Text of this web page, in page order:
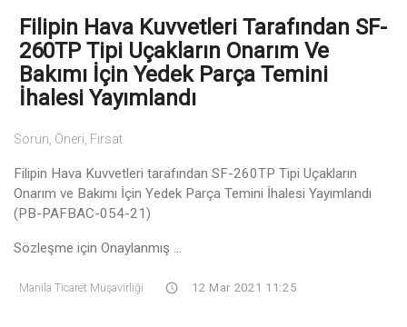
Filipin Hava Kuvvetleri Tarafından SF-
260TP Tipi Uçakların Onarım Ve
Bakımı İçin Yedek Parça Temini
İhalesi Yayımlandı
Sorun, Öneri, Fırsat
Filipin Hava Kuvvetleri tarafından SF-260TP Tipi Uçakların
Onarım ve Bakımı İçin Yedek Parça Temini İhalesi Yayımlandı
(PB-PAFBAC-054-21)
Sözleşme için Onaylanmış ...
Manila Ticaret Müşavirliği 12 Mar 2021 11:25